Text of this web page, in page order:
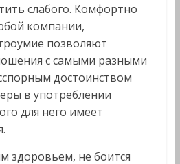
слабого. Комфортно
компании,
позволяют
с самыми разными
достоинством
в употреблении
для него имеет
здоровьем, не боится